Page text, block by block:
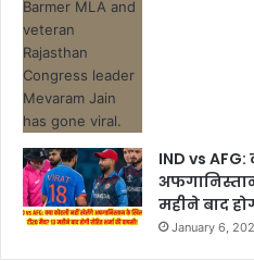
IND vs
महीने बाद
January 6,